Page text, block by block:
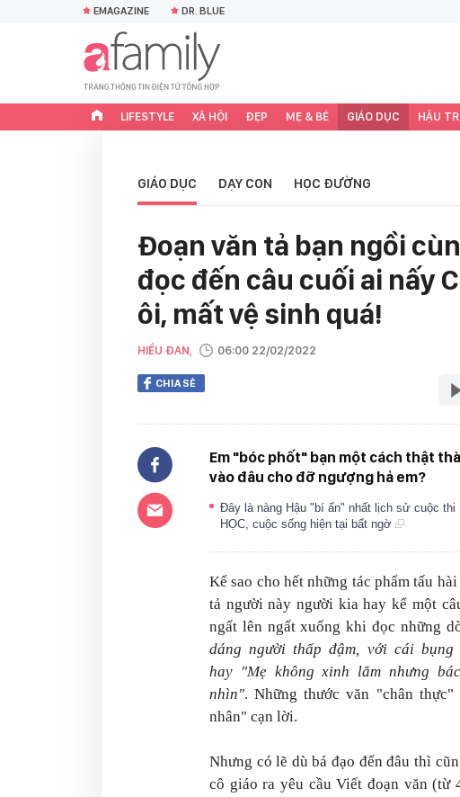
EMAGAZINE DR. BLUE
LIFESTYLE XÃ HỘI ĐẸP MẸ & BÉ GIÁO DỤC HẬU
GIÁO DỤC DẠY CON HỌC ĐƯỜNG
Đoạn văn tả bạn ngồi
đọc đến câu cuối ai nấy
ôi, mất vệ sinh quá!
HIỂU ĐAN, 06:00 22/02/2022
CHIA SẺ
Em "bóc phốt" bạn một cách thật
vào đâu cho đỡ ngượng hả em?
Đây là nàng Hậu "bí ẩn" nhất lịch sử cuộc
HỌC, cuộc sống hiện tại bất ngờ
Kể sao cho hết những tác phẩm tấu
tả người này người kia hay kể một
ngất lên ngất xuống khi đọc những
dáng người thấp đậm, với cái
hay "Mẹ không xinh lắm nhưng
nhìn". Những thước văn "chân
nhân" cạn lời.
Nhưng có lẽ dù bá đạo đến đâu thì
cô giáo ra yêu cầu Viết đoạn văn